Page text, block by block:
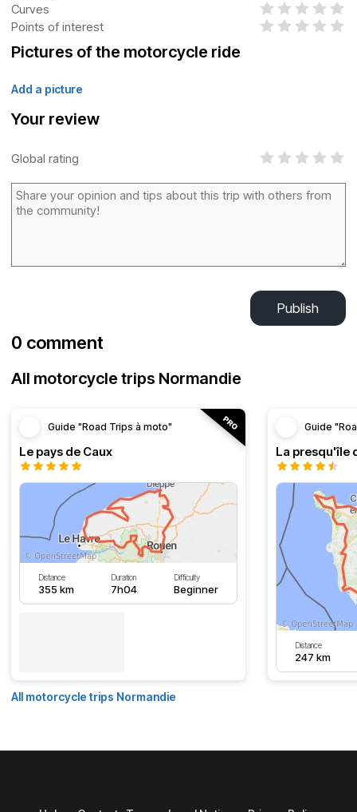
Curves
Points of interest
Pictures of the motorcycle ride
Add a picture
Your review
Global rating
Publish
0 comment
All motorcycle trips Normandie
Guide "Road Trips à moto"
Le pays de Caux
Distance
355 km
Duration
7h04
Difficulty
Beginner
Guide
La presqu'île
Distance
247 km
All motorcycle trips Normandie